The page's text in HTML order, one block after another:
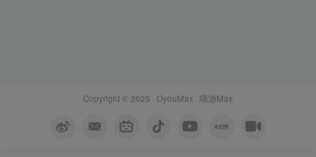
Copyright © 2025 · OyouMax · 哦游Max